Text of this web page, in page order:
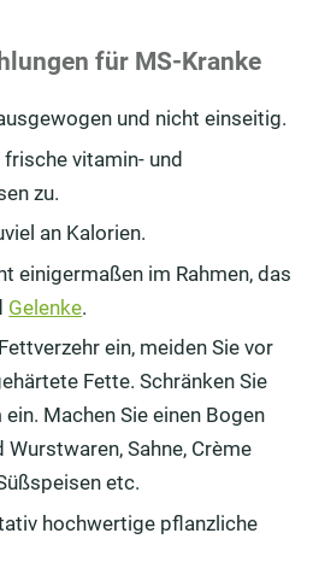
für MS-Kranke
und nicht einseitig.
vitamin- und
zu.
an Kalorien.
einigermaßen im Rahmen, das
Gelenke.
ein, meiden Sie vor
Fette. Schränken Sie
Machen Sie einen Bogen
Sahne, Crème
etc.
hochwertige pflanzliche